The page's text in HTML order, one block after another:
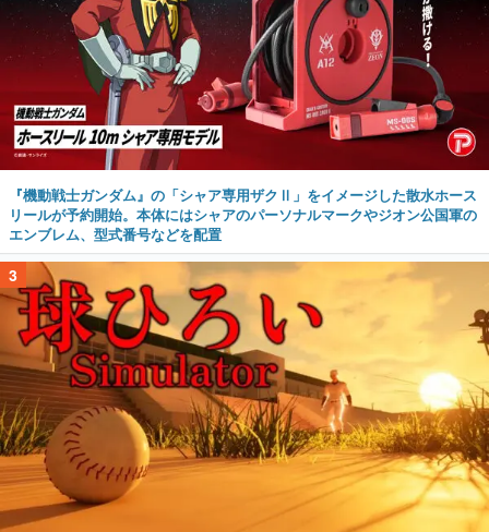
『機動戦士ガンダム』の「シャア専用ザクⅡ」をイメージした散水ホース
リールが予約開始。本体にはシャアのパーソナルマークやジオン公国軍の
エンブレム、型式番号などを配置
3